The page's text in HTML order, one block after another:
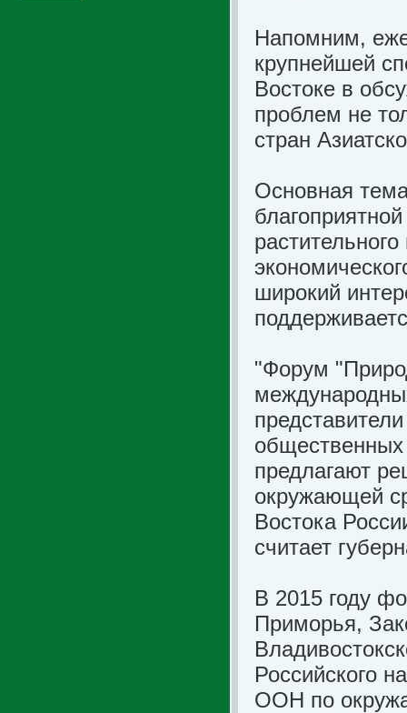
Напомним,
крупнейшей
Востоке в
проблем не
стран
Основная
широкий
"Форум
общественных
предлагают
окружающей
Востока
считает
В 2015 году
Приморья,
Российского
ООН по